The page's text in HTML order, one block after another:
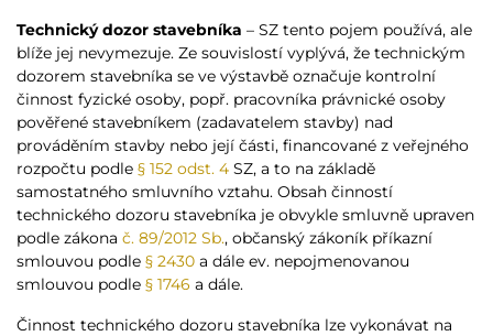
Technický dozor stavebníka – SZ tento pojem používá, ale
blíže jej nevymezuje. Ze souvislostí vyplývá, že technickým
dozorem stavebníka se ve výstavbě označuje kontrolní
činnost fyzické osoby, popř. pracovníka právnické osoby
pověřené stavebníkem (zadavatelem stavby) nad
prováděním stavby nebo její části, financované z veřejného
rozpočtu podle § 152 odst. 4 SZ, a to na základě
samostatného smluvního vztahu. Obsah činností
technického dozoru stavebníka je obvykle smluvně upraven
podle zákona č. 89/2012 Sb., občanský zákoník příkazní
smlouvou podle § 2430 a dále ev. nepojmenovanou
smlouvou podle § 1746 a dále.
Činnost technického dozoru stavebníka lze vykonávat na